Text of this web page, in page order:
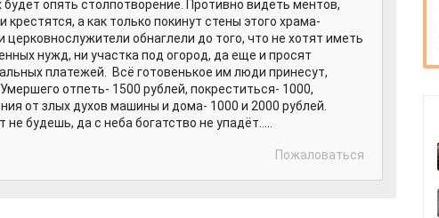
будет опять столпотворение. Противно видеть ментов,
крестятся, а как только покинут стены этого храма-
церковнослужители обнаглели до того, что не хотят иметь
нужд, ни участка под огород, да еще и просят
платежей. Всё готовенькое им люди принесут,
отпеть- 1500 рублей, покреститься- 1000,
от злых духов машины и дома- 1000 и 2000 рублей.
будешь, да с неба богатство не упадёт.....
Пожаловаться